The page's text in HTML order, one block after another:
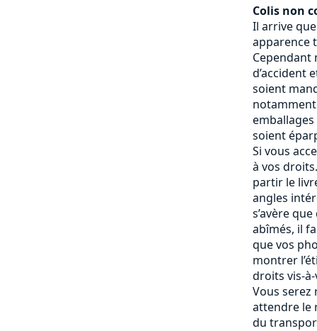
Colis non
Il arrive
apparence
Cependant
d’accident
soient
emballages
soient
Si vous
à vos
partir le
angles
s’avère
abîmés, il
que vos
montrer
droits vis-
Vous serez
attendre le
du